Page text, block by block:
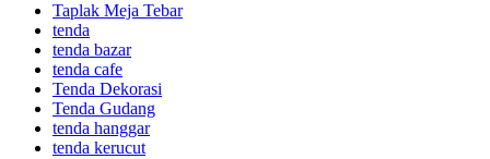
Taplak Meja Tebar
tenda
tenda bazar
tenda cafe
Tenda Dekorasi
Tenda Gudang
tenda hanggar
tenda kerucut